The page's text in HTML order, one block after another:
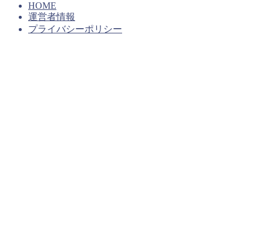
HOME
運営者情報
プライバシーポリシー